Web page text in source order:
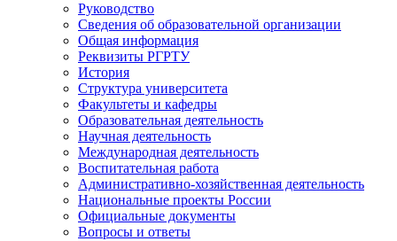
Руководство
Сведения об образовательной организации
Общая информация
Реквизиты РГРТУ
История
Структура университета
Факультеты и кафедры
Образовательная деятельность
Научная деятельность
Международная деятельность
Воспитательная работа
Административно-хозяйственная деятельность
Национальные проекты России
Официальные документы
Вопросы и ответы